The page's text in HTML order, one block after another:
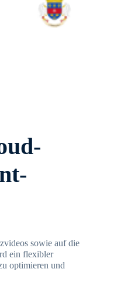
sowie auf die
ein flexibler
optimieren und